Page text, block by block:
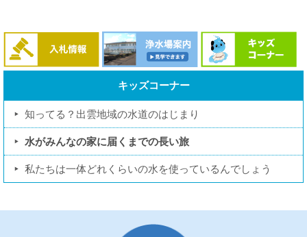
キッズコーナー
知ってる？出雲地域の水道のはじまり
水がみんなの家に届くまでの長い旅
私たちは一体どれくらいの水を使っているんでしょう